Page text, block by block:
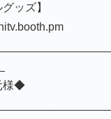
ッズ】
様◆